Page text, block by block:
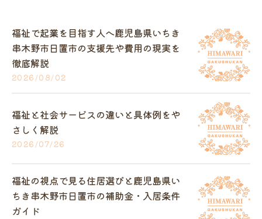
福祉で起業を目指す人へ鹿児島県いちき
串木野市日置市の支援先や費用の現実を
徹底解説
2026/08/02
福祉と社会サービスの違いと具体例をや
さしく解説
2026/07/26
福祉の視点で見る住居選びと鹿児島県い
ちき串木野市日置市の補助金・入居条件
ガイド